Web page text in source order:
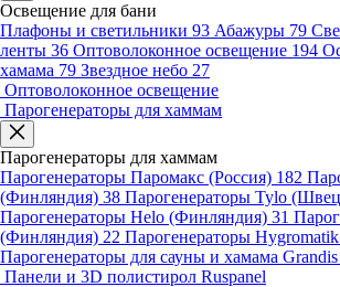
Освещение для бани
Плафоны и светильники 93 Абажуры 79
ленты 36 Оптоволоконное освещение 194
хамама 79 Звездное небо 27
Оптоволоконное освещение
Парогенераторы для хаммам
Парогенераторы для хаммам
Парогенераторы Паромакс (Россия) 182
(Финляндия) 38 Парогенераторы Tylo
Парогенераторы Helo (Финляндия) 31
(Финляндия) 22 Парогенераторы
Парогенераторы для сауны и хамама Grandis
Панели и 3D полистирол Ruspanel